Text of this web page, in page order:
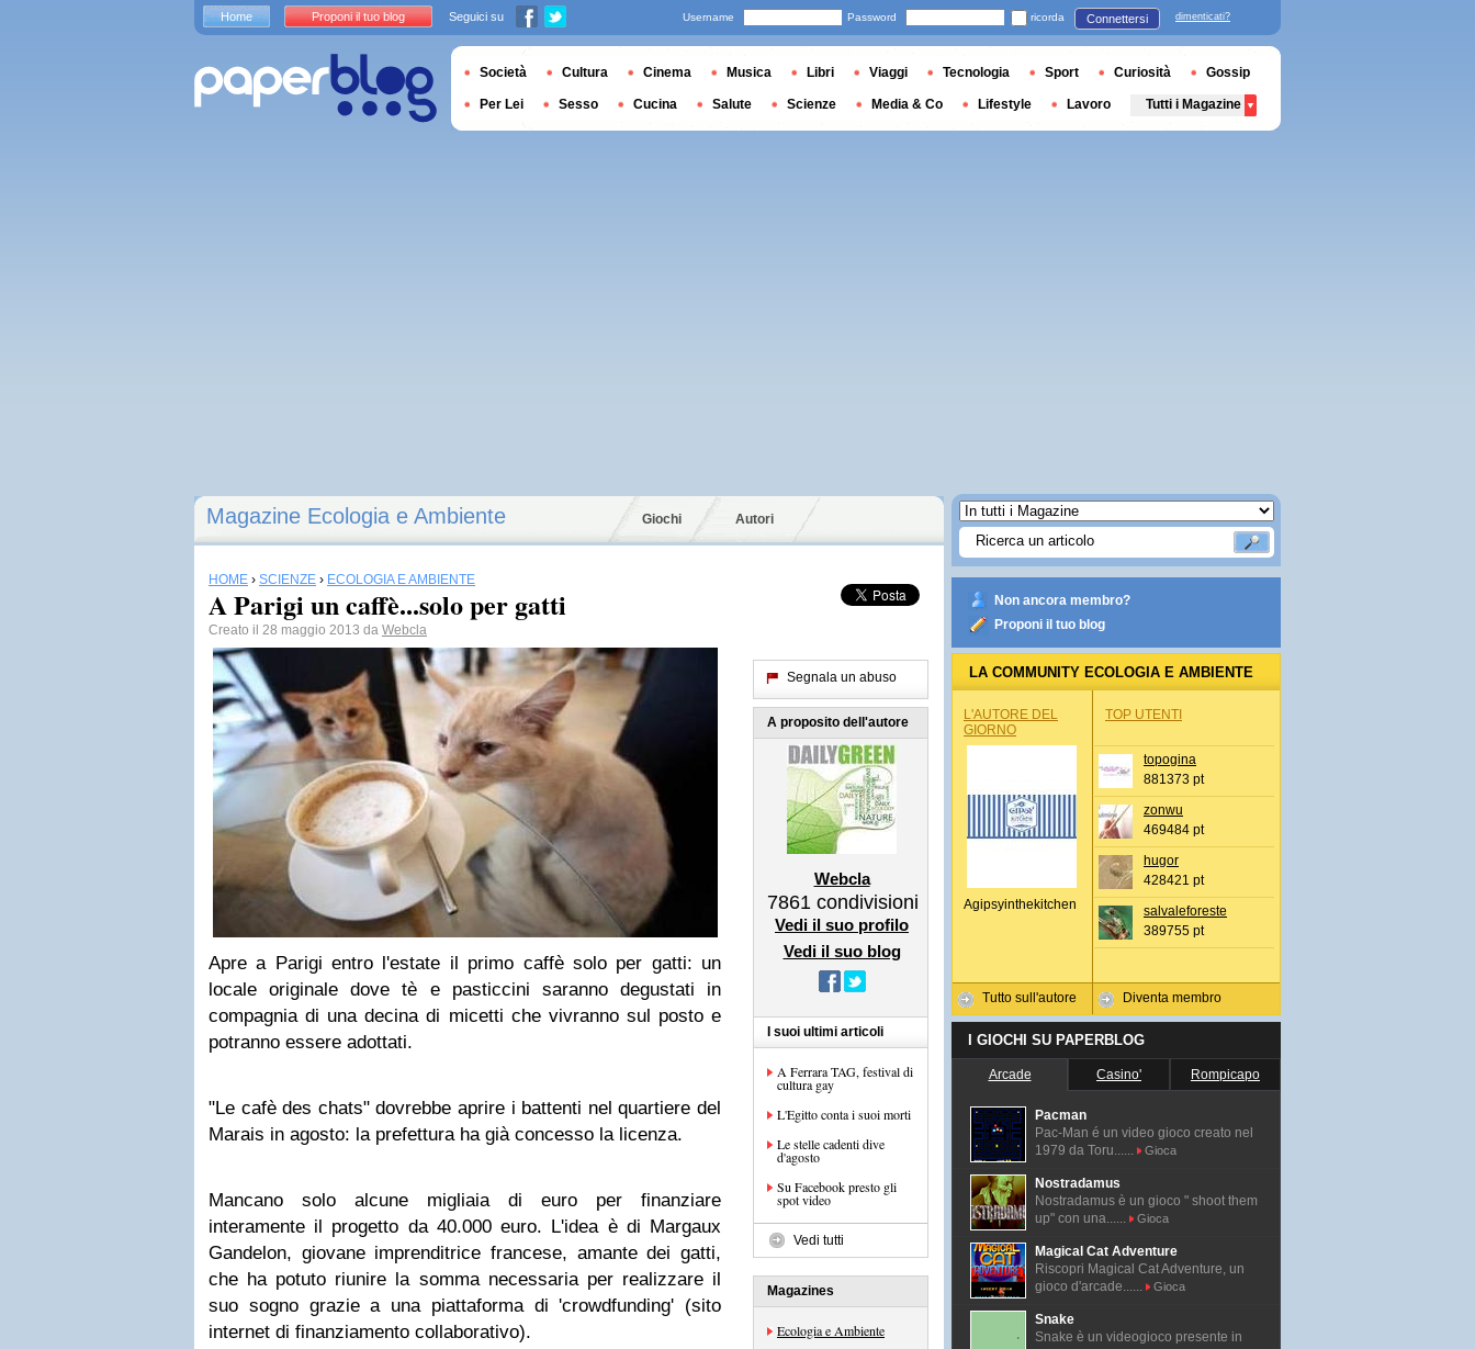
Magazine Ecologia e Ambiente Giochi Autori
HOME › SCIENZE › ECOLOGIA E AMBIENTE
A Parigi un caffè...solo per gatti
Creato il 28 maggio 2013 da Webcla
Apre a Parigi entro l'estate il primo caffè solo per gatti: un
locale originale dove tè e pasticcini saranno degustati in
compagnia di una decina di micetti che vivranno sul posto e
potranno essere adottati.
"Le cafè des chats" dovrebbe aprire i battenti nel quartiere del
Marais in agosto: la prefettura ha già concesso la licenza.
Mancano solo alcune migliaia di euro per finanziare
interamente il progetto da 40.000 euro. L'idea è di Margaux
Gandelon, giovane imprenditrice francese, amante dei gatti,
che ha potuto riunire la somma necessaria per realizzare il
suo sogno grazie a una piattaforma di 'crowdfunding' (sito
internet di finanziamento collaborativo).
Segnala un abuso
A proposito dell'autore
Webcla
7861 condivisioni
Vedi il suo profilo
Vedi il suo blog
I suoi ultimi articoli
A Ferrara TAG, festival di
cultura gay
L'Egitto conta i suoi morti
Le stelle cadenti dive
d'agosto
Su Facebook presto gli
spot video
Vedi tutti
Magazines
Ecologia e Ambiente
Non ancora membro?
Proponi il tuo blog
LA COMMUNITY ECOLOGIA E AMBIENTE
L'AUTORE DEL
GIORNO
Agipsyinthekitchen
Tutto sull'autore
TOP UTENTI
topogina
881373 pt
zonwu
469484 pt
hugor
428421 pt
salvaleforeste
389755 pt
Diventa membro
I GIOCHI SU PAPERBLOG
Arcade Casino' Rompicapo
Pacman
Pac-Man é un video gioco creato nel
1979 da Toru......
Gioca
Nostradamus
Nostradamus è un gioco " shoot them
up" con una......
Gioca
Magical Cat Adventure
Riscopri Magical Cat Adventure, un
gioco d'arcade......
Gioca
Snake
Snake è un videogioco presente in
Home Proponi il tuo blog Seguici su Username Password ricorda Connettersi dimenticati?
Società Cultura Cinema Musica Libri Viaggi Tecnologia Sport Curiosità Gossip
Per Lei Sesso Cucina Salute Scienze Media & Co Lifestyle Lavoro Tutti i Magazine